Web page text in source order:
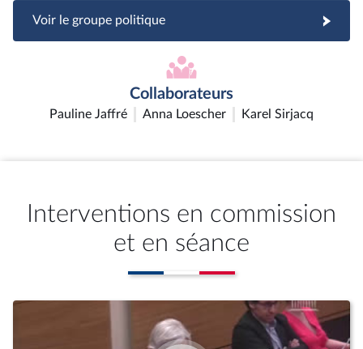
Voir le groupe politique
Collaborateurs
Pauline Jaffré Anna Loescher Karel Sirjacq
Interventions en commission
et en séance